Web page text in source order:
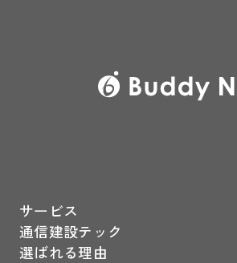
サービス
通信建設テック
選ばれる理由